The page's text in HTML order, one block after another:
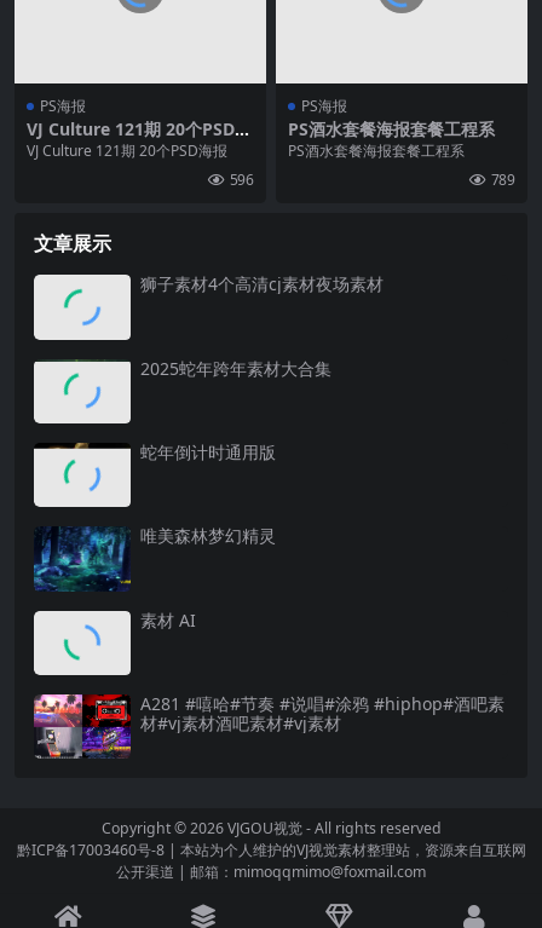
PS海报
VJ Culture 121期 20个PSD海
报
VJ Culture 121期 20个PSD海报
596
PS海报
PS酒水套餐海报套餐工程系
PS酒水套餐海报套餐工程系
789
文章展示
狮子素材4个高清cj素材夜场素材
2025蛇年跨年素材大合集
蛇年倒计时通用版
唯美森林梦幻精灵
素材 AI
A281 #嘻哈#节奏 #说唱#涂鸦 #hiphop#酒吧素
材#vj素材酒吧素材#vj素材
Copyright © 2026VJGOU视觉- All rights reserved
黔ICP备17003460号-8| 本站为个人维护的VJ视觉素材整理站，资源来自互联网
公开渠道 | 邮箱：mimoqqmimo@foxmail.com